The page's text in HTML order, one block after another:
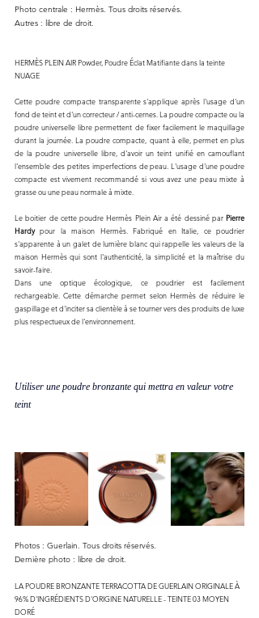
Photo centrale : Hermès. Tous droits réservés.
Autres : libre de droit.
HERMÈS PLEIN AIR Powder, Poudre Éclat Matifiante dans la teinte
NUAGE
Cette poudre compacte transparente s'applique après l'usage d'un
fond de teint et d'un correcteur / anti-cernes. La poudre compacte ou la
poudre universelle libre permettent de fixer facilement le maquillage
durant la journée. La poudre compacte, quant à elle, permet en plus
de la poudre universelle libre, d'avoir un teint unifié en camouflant
l'ensemble des petites imperfections de peau. L'usage d'une poudre
compacte est vivement recommandé si vous avez une peau mixte à
grasse ou une peau normale à mixte.
Le boitier de cette poudre Hermès Plein Air a été dessiné par Pierre
Hardy pour la maison Hermès. Fabriqué en Italie, ce poudrier
s'apparente à un galet de lumière blanc qui rappelle les valeurs de la
maison Hermès qui sont l'authenticité, la simplicité et la maîtrise du
savoir-faire.
Dans une optique écologique, ce poudrier est facilement
rechargeable. Cette démarche permet selon Hermès de réduire le
gaspillage et d'inciter sa clientèle à se tourner vers des produits de luxe
plus respectueux de l'environnement.
Utiliser une poudre bronzante qui mettra en valeur votre
teint
Photos : Guerlain. Tous droits réservés.
Dernière photo : libre de droit.
LA POUDRE BRONZANTE TERRACOTTA DE GUERLAIN ORIGINALE À
96% D'INGRÉDIENTS D'ORIGINE NATURELLE - TEINTE 03 MOYEN
DORÉ